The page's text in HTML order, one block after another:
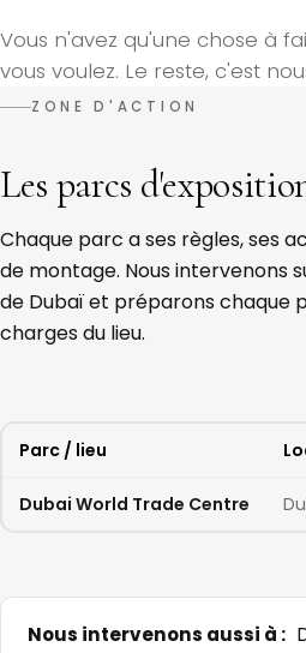
Vous n'avez qu'une chose à
vous voulez. Le reste, c'est
ZONE D'ACTION
Les parcs
Chaque parc a ses règles, ses
de montage. Nous intervenons
de Dubaï et préparons chaque
charges du lieu.
Parc / lieu
Dubai World Trade Centre
Nous intervenons aussi à :